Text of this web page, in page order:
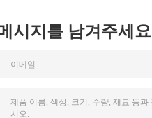
시지를 남겨주세요